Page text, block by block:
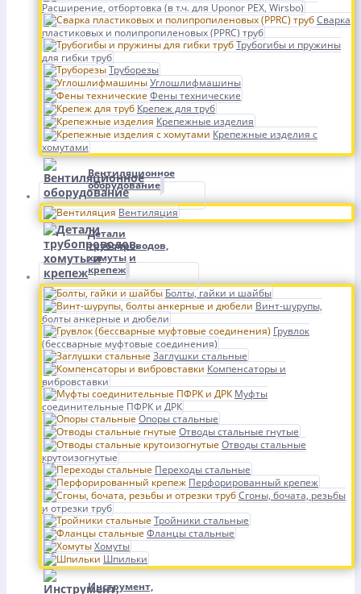
Расширение, отбортовка (в т.ч. для Uponor PEX, Wirsbo)
Сварка
пластиковых и полипропиленовых (PPRC) труб
Трубогибы и пружины
для гибки труб
Труборезы
Углошлифмашины
Фены технические
Крепеж для труб
Крепежные изделия
Крепежные изделия с
хомутами
Вентиляционное
оборудование
Вентиляция
Детали
трубопроводов,
хомуты и
крепеж
Болты, гайки и шайбы
Винт-шурупы,
болты анкерные и дюбели
Грувлок
(бессварные муфтовые соединения)
Заглушки стальные
Компенсаторы и
вибровставки
Муфты
соединительные ПФРК и ДРК
Опоры стальные
Отводы стальные гнутые
Отводы стальные
крутоизогнутые
Переходы стальные
Перфорированный крепеж
Сгоны, бочата, резьбы
и отрезки труб
Тройники стальные
Фланцы стальные
Хомуты
Шпильки
Инструмент,